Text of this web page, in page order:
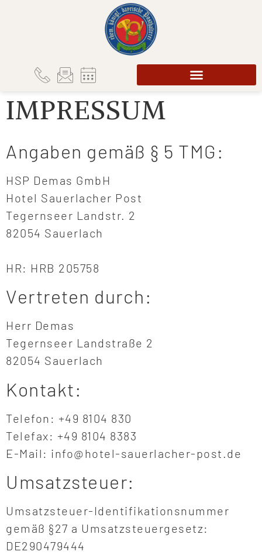
IMPRESSUM
Angaben gemäß § 5 TMG:
HSP Demas GmbH
Hotel Sauerlacher Post
Tegernseer Landstr. 2
82054 Sauerlach
HR: HRB 205758
Vertreten durch:
Herr Demas
Tegernseer Landstraße 2
82054 Sauerlach
Kontakt:
Telefon: +49 8104 830
Telefax: +49 8104 8383
E-Mail: info@hotel-sauerlacher-post.de
Umsatzsteuer:
Umsatzsteuer-Identifikationsnummer
gemäß §27 a Umsatzsteuergesetz:
DE290479444